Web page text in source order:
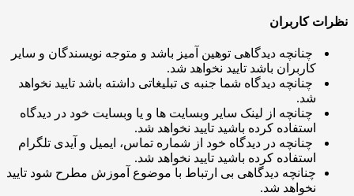
کاربران
چنانچه دیدگاهی توهین آمیز باشد و متوجه نویسندگان و سایر
کاربران باشد تایید نخواهد شد.
چنانچه دیدگاه شما جنبه ی تبلیغاتی داشته باشد تایید نخواهد
چنانچه از لینک سایر وبسایت ها و یا وبسایت خود در دیدگاه
استفاده کرده باشید تایید نخواهد شد.
چنانچه در دیدگاه خود از شماره تماس، ایمیل و آیدی تلگرام
استفاده کرده باشید تایید نخواهد شد.
چنانچه دیدگاهی بی ارتباط با موضوع آموزش مطرح شود تایید
نخواهد شد.